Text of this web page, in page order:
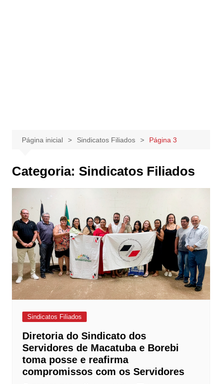
Página inicial Sindicatos Filiados Página 3
Categoria: Sindicatos Filiados
Sindicatos Filiados
Diretoria do Sindicato dos
Servidores de Macatuba e Borebi
toma posse e reafirma
compromissos com os Servidores